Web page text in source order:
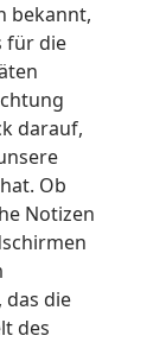
bekannt,
für die
darauf,
Ob
Notizen
das die
des